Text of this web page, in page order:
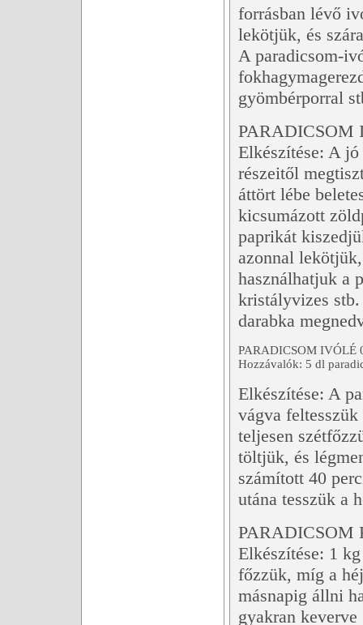
forrásban lévő
lekötjük, és
A paradicsom-
gyömbérporral
PARADICSOM
Elkészítése: A
részeitől
áttört lébe
kicsumázott
paprikát
azonnal
használhatjuk a
kristályvizes
darabka
PARADICSOM IVÓLÉ
Hozzávalók: 5 dl
Elkészítése: A
vágva
teljesen
töltjük, és
számított 40
utána tesszük a
PARADICSOM
Elkészítése: 1
főzzük, míg a
másnapig állni
gyakran